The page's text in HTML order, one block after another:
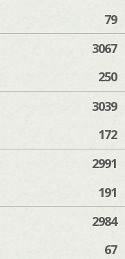
79
3067
250
3039
172
2991
191
2984
67